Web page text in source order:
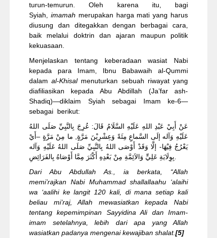
turun-temurun. Oleh karena itu, bagi
Syiah, imamah merupakan harga mati yang harus
diusung dan ditegakkan dengan berbagai cara,
baik melalui doktrin dan ajaran maupun politik
kekuasaan.
Menjelaskan tentang keberadaan wasiat Nabi
kepada para Imam, Ibnu Babawaih al-Qummi
dalamal-Khisalmenuturkan sebuah riwayat yang
diafiliasikan kepada Abu Abdillah (Ja’far ash-
Shadiq)—diklaim Syiah sebagai Imam ke-6—
sebagai berikut:
عَنْ أَبِيْ عَبْدِ اللهِ عَلَيْهِ السَّلَامُ قَالَ: عُرِجَ بِالنَّبِيِّ صَلَى اللهُ
عَلَيْهِ وَآله إلَى السَّماعِ مِئَةً وَعِشْرِيْنَ مَرَّةٍ, ما مِنْ مَرَّةٍ –أَيْ
يَعْرُجُ فِيْهَا- إلَّا وَقَدْ أَوْصَى اللهُ بِالنَّبِيِّ صَلَى اللهُ عَلَيْهِ وَآله
Dari Abu Abdullah As., ia berkata, “Allah
memi’rajkan Nabi Muhammad shallallaahu ‘alaihi
wa ‘aalihi ke langit 120 kali, di mana setiap kali
beliau mi’raj, Allah mewasiatkan kepada Nabi
tentang kepemimpinan Sayyidina Ali dan Imam-
imam setelahnya, lebih dari apa yang Allah
wasiatkan padanya mengenai kewajiban shalat.[5]